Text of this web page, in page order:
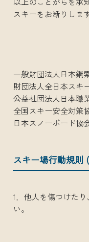
スキーをお断りしま
一般財団法人日本鋼
財団法人全日本スキ
公益社団法人日本職
全国スキー安全対策
日本スノーボード協
スキー場行動規則
1．他人を傷つけた
い。